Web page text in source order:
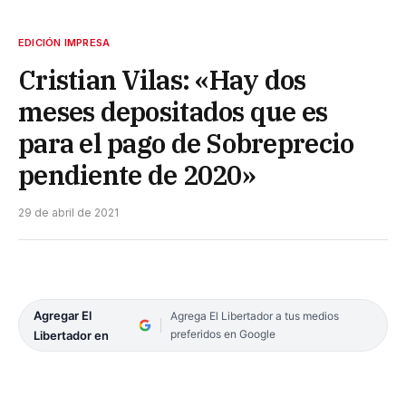
EDICIÓN IMPRESA
Cristian Vilas: «Hay dos
meses depositados que es
para el pago de Sobreprecio
pendiente de 2020»
29 de abril de 2021
Agregar El
Libertador en
Agrega El Libertador a tus medios
preferidos en Google